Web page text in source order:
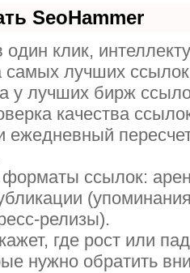
SeoHammer
клик,
самых лучших
у лучших бирж
качества
ежедневный
ссылок:
релизы).
где рост или
нужно обратить